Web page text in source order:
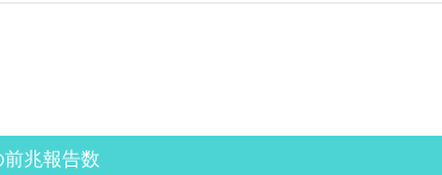
前兆報告数